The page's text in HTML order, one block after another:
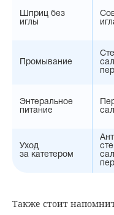
Шприц без
иглы
Промывание
Энтеральное
питание
Уход
за катетером
Также стоит